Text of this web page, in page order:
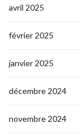
avril 2025
février 2025
janvier 2025
décembre 2024
novembre 2024